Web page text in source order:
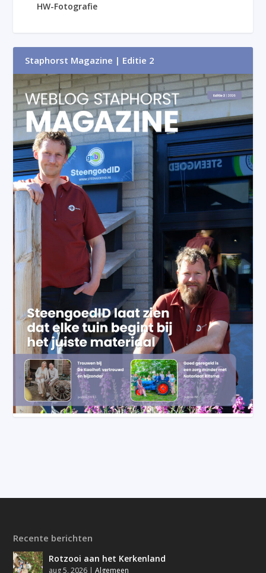
HW-Fotografie
Staphorst Magazine | Editie 2
Recente berichten
Rotzooi aan het Kerkenland
aug 5, 2026 |Algemeen